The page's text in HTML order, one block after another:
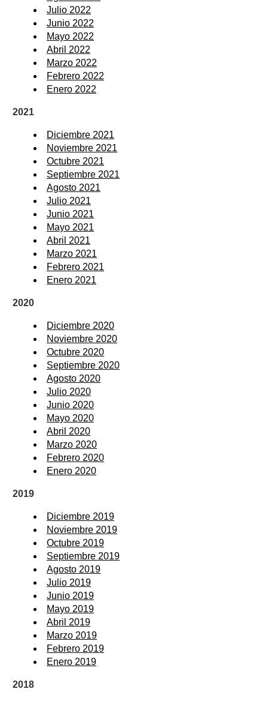
Julio 2022
Junio 2022
Mayo 2022
Abril 2022
Marzo 2022
Febrero 2022
Enero 2022
2021
Diciembre 2021
Noviembre 2021
Octubre 2021
Septiembre 2021
Agosto 2021
Julio 2021
Junio 2021
Mayo 2021
Abril 2021
Marzo 2021
Febrero 2021
Enero 2021
2020
Diciembre 2020
Noviembre 2020
Octubre 2020
Septiembre 2020
Agosto 2020
Julio 2020
Junio 2020
Mayo 2020
Abril 2020
Marzo 2020
Febrero 2020
Enero 2020
2019
Diciembre 2019
Noviembre 2019
Octubre 2019
Septiembre 2019
Agosto 2019
Julio 2019
Junio 2019
Mayo 2019
Abril 2019
Marzo 2019
Febrero 2019
Enero 2019
2018